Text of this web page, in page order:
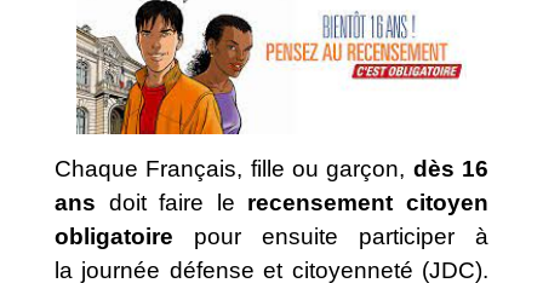
Chaque Français, fille ou garçon, dès 16
ans doit faire le recensement citoyen
obligatoire pour ensuite participer à
la journée défense et citoyenneté (JDC).